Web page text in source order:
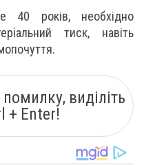
40 років, необхідно
тиск, навіть
виділіть
+ Enter!